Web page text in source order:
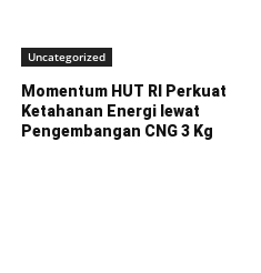
Uncategorized
Momentum HUT RI Perkuat
Ketahanan Energi lewat
Pengembangan CNG 3 Kg